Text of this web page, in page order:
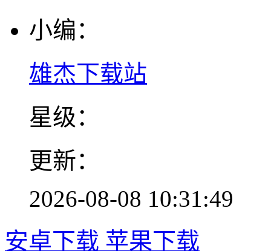
小编：
雄杰下载站
星级：
更新：
2026-08-08 10:31:49
安卓下载 苹果下载